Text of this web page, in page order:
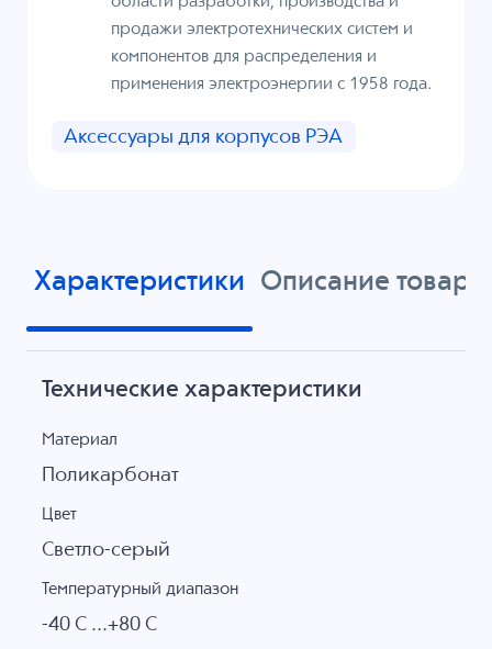
продажи электротехнических систем и
компонентов для распределения и
применения электроэнергии с 1958 года.
Аксессуары для корпусов РЭА
Характеристики Описание товара
Технические характеристики
Материал
Поликарбонат
Цвет
Светло-серый
Температурный диапазон
-40 C ...+80 C